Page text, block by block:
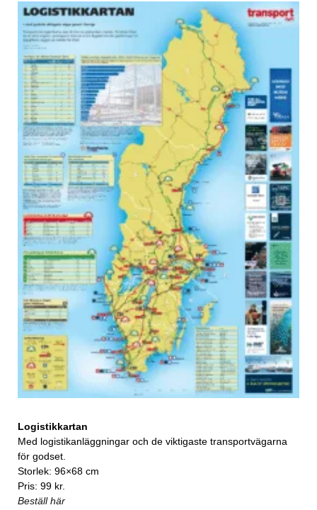
Logistikkartan
Med logistikanläggningar och de viktigaste transportvägarna
för godset.
Storlek: 96×68 cm
Pris: 99 kr.
Beställ här